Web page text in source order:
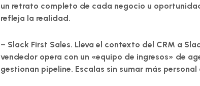
un retrato completo de cada negocio u
refleja la realidad.
– Slack First Sales. Lleva el contexto del CRM a
vendedor opera con un «equipo de ingresos» de
gestionan pipeline. Escalas sin sumar más